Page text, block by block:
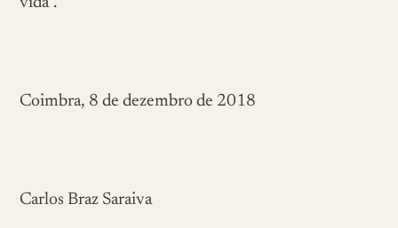
Coimbra, 8 de dezembro de 2018
Carlos Braz Saraiva